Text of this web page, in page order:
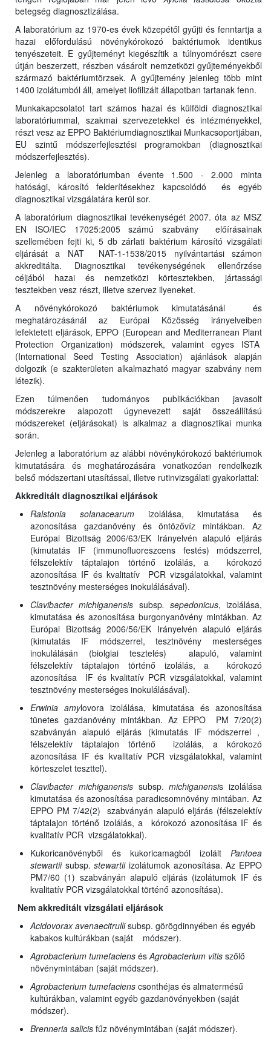
betegség diagnosztizálása.
A laboratórium az 1970-es évek közepétől gyűjti és fenntartja a
hazai előfordulású növénykórokozó baktériumok identikus
tenyészeteit. E gyűjteményt kiegészítik a túlnyomórészt csere
útján beszerzett, részben vásárolt nemzetközi gyűjteményekből
származó baktériumtörzsek. A gyűjtemény jelenleg több mint
1400 izolátumból áll, amelyet liofilizált állapotban tartanak fenn.
Munkakapcsolatot tart számos hazai és külföldi diagnosztikai
laboratóriummal, szakmai szervezetekkel és intézményekkel,
részt vesz az EPPO Baktériumdiagnosztikai Munkacsoportjában,
EU szintű módszerfejlesztési programokban (diagnosztikai
módszerfejlesztés).
Jelenleg a laboratóriumban évente 1.500 - 2.000 minta
hatósági, károsító felderítésekhez kapcsolódó és egyéb
diagnosztikai vizsgálatára kerül sor.
A laboratórium diagnosztikai tevékenységét 2007. óta az MSZ
EN ISO/IEC 17025:2005 számú szabvány előírásainak
szellemében fejti ki, 5 db zárlati baktérium károsító vizsgálati
eljárását a NAT NAT-1-1538/2015 nyilvántartási számon
akkreditálta. Diagnosztikai tevékenységének ellenőrzése
céljából hazai és nemzetközi körtesztekben, jártassági
tesztekben vesz részt, illetve szervez ilyeneket.
A növénykórokozó baktériumok kimutatásánál és
meghatározásánál az Európai Közösség irányelveiben
lefektetett eljárások, EPPO (European and Mediterranean Plant
Protection Organization) módszerek, valamint egyes ISTA
(International Seed Testing Association) ajánlások alapján
dolgozik (e szakterületen alkalmazható magyar szabvány nem
létezik).
Ezen túlmenően tudományos publikációkban javasolt
módszerekre alapozott úgynevezett saját összeállítású
módszereket (eljárásokat) is alkalmaz a diagnosztikai munka
során.
Jelenleg a laboratórium az alábbi növénykórokozó baktériumok
kimutatására és meghatározására vonatkozóan rendelkezik
belső módszertani utasítással, illetve rutinvizsgálati gyakorlattal:
Akkreditált diagnosztikai eljárások
Ralstonia solanacearum izolálása, kimutatása és
azonosítása gazdanövény és öntözővíz mintákban. Az
Európai Bizottság 2006/63/EK Irányelvén alapuló eljárás
(kimutatás IF (immunofluoreszcens festés) módszerrel,
félszelektív táptalajon történő izolálás, a kórokozó
azonosítása IF és kvalitatív PCR vizsgálatokkal, valamint
tesztnövény mesterséges inokulálásával).
Clavibacter michiganensis subsp. sepedonicus, izolálása,
kimutatása és azonosítása burgonyanövény mintákban. Az
Európai Bizottság 2006/56/EK Irányelvén alapuló eljárás
(kimutatás IF módszerrel, tesztnövény mesterséges
inokulálásán (biolgiai tesztelés) alapuló, valamint
félszelektív táptalajon történő izolálás, a kórokozó
azonosítása IF és kvalitatív PCR vizsgálatokkal, valamint
tesztnövény mesterséges inokulálásával).
Erwinia amylovora izolálása, kimutatása és azonosítása
tünetes gazdanövény mintákban. Az EPPO PM 7/20(2)
szabványán alapuló eljárás (kimutatás IF módszerrel ,
félszelektív táptalajon történő izolálás, a kórokozó
azonosítása IF és kvalitatív PCR vizsgálatokkal, valamint
körteszelet teszttel).
Clavibacter michiganensissubsp.michiganensis izolálása
kimutatása és azonosítása paradicsomnövény mintában. Az
EPPO PM 7/42(2) szabványán alapuló eljárás (félszelektív
táptalajon történő izolálás, a kórokozó azonosítása IF és
kvalitatív PCR vizsgálatokkal).
Kukoricanövényből és kukoricamagból izolált Pantoea
stewartii subsp. stewartiiizolátumok azonosítása. Az EPPO
PM7/60 (1) szabványán alapuló eljárás (izolátumok IF és
kvalitatív PCR vizsgálatokkal történő azonosítása).
Nem akkreditált vizsgálati eljárások
Acidovorax avenaecitrullisubsp. görögdinnyében és egyéb
kabakos kultúrákban (saját módszer).
Agrobacterium tumefaciens ésAgrobacterium vitis szőlő
növénymintában (saját módszer).
Agrobacterium tumefaciens csonthéjas és almatermésű
kultúrákban, valamint egyéb gazdanövényekben (saját
módszer).
Brenneria salicis fűz növénymintában (saját módszer).